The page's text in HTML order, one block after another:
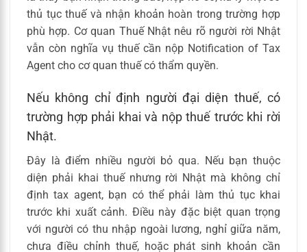
thủ tục thuế và nhận khoản hoàn trong trường hợp
phù hợp. Cơ quan Thuế Nhật nêu rõ người rời Nhật
vẫn còn nghĩa vụ thuế cần nộp Notification of Tax
Agent cho cơ quan thuế có thẩm quyền.
Nếu không chỉ định người đại diện thuế, có
trường hợp phải khai và nộp thuế trước khi rời
Nhật.
Đây là điểm nhiều người bỏ qua. Nếu bạn thuộc
diện phải khai thuế nhưng rời Nhật mà không chỉ
định tax agent, bạn có thể phải làm thủ tục khai
trước khi xuất cảnh. Điều này đặc biệt quan trọng
với người có thu nhập ngoài lương, nghỉ giữa năm,
chưa điều chỉnh thuế, hoặc phát sinh khoản cần